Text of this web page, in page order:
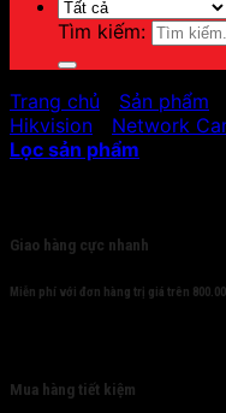
Tìm kiếm:
Trang chủ Sản phẩm
Hikvision
Network
Lọc sản phẩm
Giao hàng cực nhanh
Miễn phí với đơn hàng trị giá trên
Mua hàng tiết kiệm